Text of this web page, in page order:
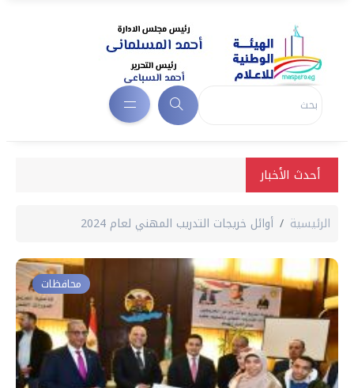
أحدث الأخبار
الرئيسية أوائل خريجات التدريب المهني لعام 2024
محافظات